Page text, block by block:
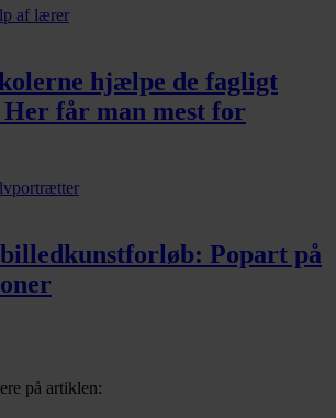
hjælpe de fagligt
Her får man mest for
Popart på
på artiklen: